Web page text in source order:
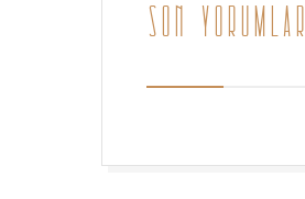
SON YORUMLAR